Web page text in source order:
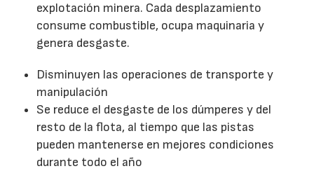
explotación minera. Cada desplazamiento
consume combustible, ocupa maquinaria y
genera desgaste.
Disminuyen las operaciones de transporte y
manipulación
Se reduce el desgaste de los dúmperes y del
resto de la flota, al tiempo que las pistas
pueden mantenerse en mejores condiciones
durante todo el año